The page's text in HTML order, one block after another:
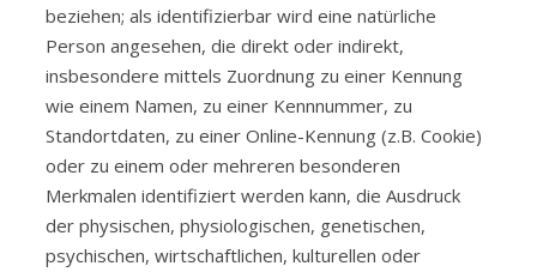
beziehen; als identifizierbar wird eine natürliche
Person angesehen, die direkt oder indirekt,
insbesondere mittels Zuordnung zu einer Kennung
wie einem Namen, zu einer Kennnummer, zu
Standortdaten, zu einer Online-Kennung (z.B. Cookie)
oder zu einem oder mehreren besonderen
Merkmalen identifiziert werden kann, die Ausdruck
der physischen, physiologischen, genetischen,
psychischen, wirtschaftlichen, kulturellen oder